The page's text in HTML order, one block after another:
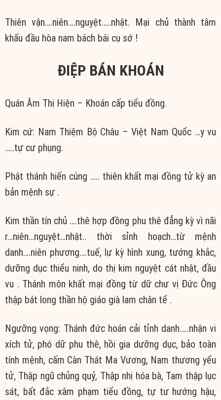
Thiên vận….niên….nguyệt…..nhật. Mại chủ thành tâm
khấu đầu hòa nam bách bái cụ sớ !
ĐIỆP BÁN KHOÁN
Quán Âm Thị Hiện – Khoán cấp tiểu đồng.
Kim cứ: Nam Thiệm Bộ Châu – Việt Nam Quốc …y vu
…..tự cư phụng.
Phật thánh hiến cúng ….. thiên khất mại đồng tử kỳ an
bản mệnh sự .
Kim thần tín chủ ….thê hợp đồng phu thê đẳng kỳ vì nãi
r…niên…nguyệt…nhật.. thời sỉnh hoạch…từ mệnh
danh….niên phương….tuế, lự kỳ hình xung, tướng khắc,
dưỡng dục thiểu ninh, do thị kim nguyệt cát nhật, đầu
vu . Thánh môn khất mại đồng từ dữ chư vị Đức Ông
thập bát long thần hộ giáo già lam chân tể .
Ngưỡng vọng: Thánh đức hoán cải tỉnh danh…..nhận vi
xích tử, phó dữ phu thê, hồi gia dưỡng dục, bảo toàn
tính mệnh, cấm Càn Thát Ma Vương, Nam thương yểu
tử, Thập ngũ chủng quỷ, Thập nhị hóa bà, Tam thập lục
sát, bất đắc xâm phạm tiểu đồng, tự tư hướng hậu,